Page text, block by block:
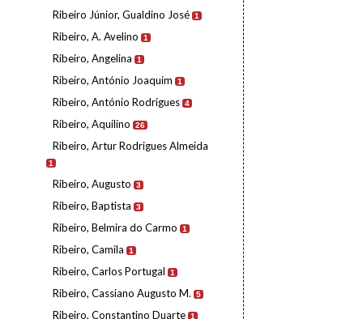
Ribeiro Júnior, Gualdino José 1
Ribeiro, A. Avelino 1
Ribeiro, Angelina 1
Ribeiro, António Joaquim 1
Ribeiro, António Rodrigues 4
Ribeiro, Aquilino 26
Ribeiro, Artur Rodrigues Almeida
1
Ribeiro, Augusto 3
Ribeiro, Baptista 3
Ribeiro, Belmira do Carmo 1
Ribeiro, Camila 1
Ribeiro, Carlos Portugal 1
Ribeiro, Cassiano Augusto M. 5
Ribeiro, Constantino Duarte 1